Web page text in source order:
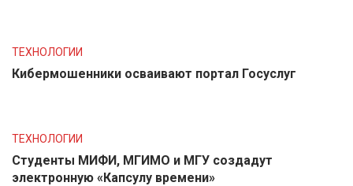
ТЕХНОЛОГИИ
Кибермошенники осваивают портал Госуслуг
ТЕХНОЛОГИИ
Студенты МИФИ, МГИМО и МГУ создадут
электронную «Капсулу времени»